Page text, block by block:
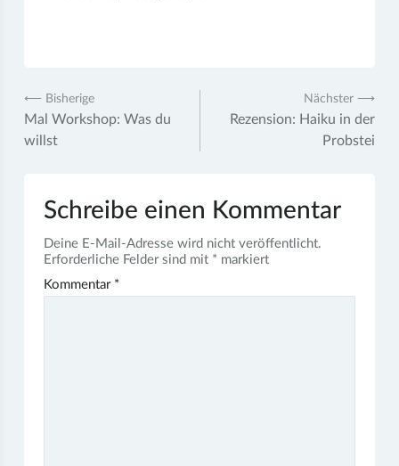
Beitragsnavigation
⟵ Bisherige
Mal Workshop: Was du
willst
Nächster ⟶
Rezension: Haiku in der
Probstei
Schreibe einen Kommentar
Deine E-Mail-Adresse wird nicht veröffentlicht.
Erforderliche Felder sind mit * markiert
Kommentar *